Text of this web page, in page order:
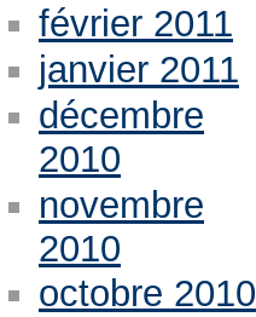
février 2011
janvier 2011
décembre
2010
novembre
2010
octobre 2010